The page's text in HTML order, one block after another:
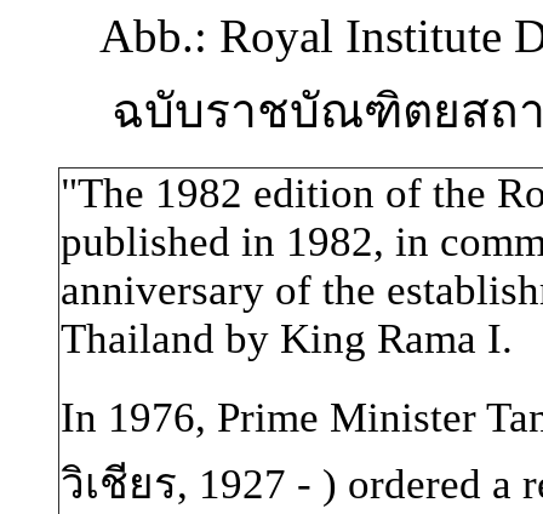
Abb.: Royal Institute
ฉบับราชบัณฑิตยสถ
"The 1982 edition of the
published in 1982, in
anniversary of the
Thailand by King Rama I.
In 1976, Prime Minister
วิเชียร, 1927 - ) ordered a